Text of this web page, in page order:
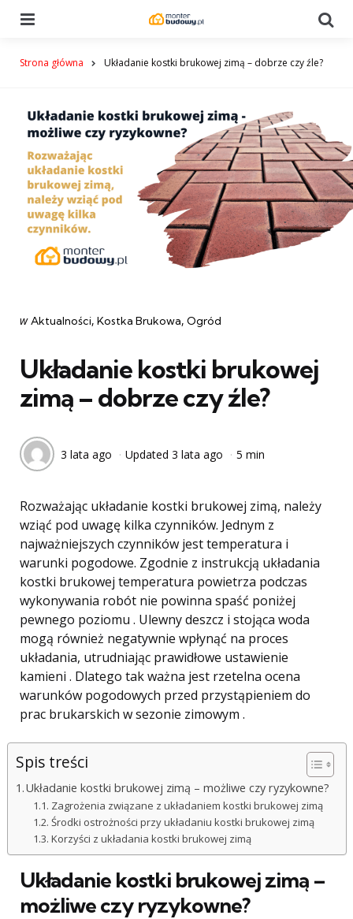
Strona główna Układanie kostki brukowej zimą – dobrze czy źle?
Categories
post
w Aktualności Kostka Brukowa Ogród
Układanie kostki brukowej
zimą – dobrze czy źle?
3 lata ago Updated 3 lata ago 5 min
Rozważając układanie kostki brukowej zimą, należy
wziąć pod uwagę kilka czynników. Jednym z
najważniejszych czynników jest temperatura i
warunki pogodowe. Zgodnie z instrukcją układania
kostki brukowej temperatura powietrza podczas
wykonywania robót nie powinna spaść poniżej
pewnego poziomu . Ulewny deszcz i stojąca woda
mogą również negatywnie wpłynąć na proces
układania, utrudniając prawidłowe ustawienie
kamieni . Dlatego tak ważna jest rzetelna ocena
warunków pogodowych przed przystąpieniem do
prac brukarskich w sezonie zimowym .
Spis treści
Układanie kostki brukowej zimą – możliwe czy ryzykowne?
Zagrożenia związane z układaniem kostki brukowej zimą
Środki ostrożności przy układaniu kostki brukowej zimą
Korzyści z układania kostki brukowej zimą
Układanie kostki brukowej zimą –
możliwe czy ryzykowne?